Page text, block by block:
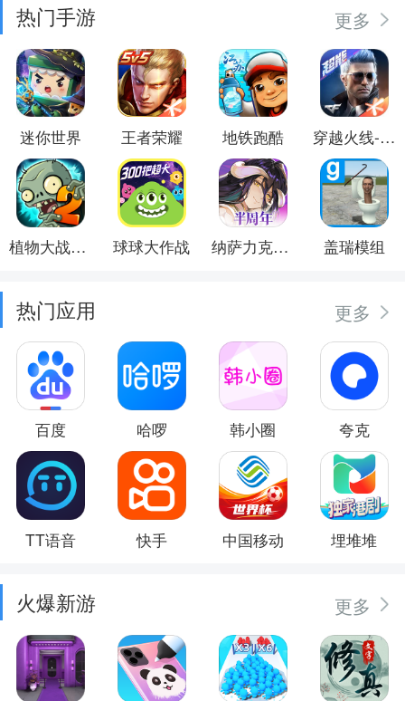
热门手游 更多
迷你世界 王者荣耀 地铁跑酷 穿越火线-枪战王者
植物大战僵尸2 球球大作战 纳萨力克之王 盖瑞模组
热门应用 更多
百度 哈啰 韩小圈 夸克
TT语音 快手 中国移动 埋堆堆
火爆新游 更多